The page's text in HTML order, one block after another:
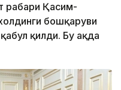
Қасим-
бошқаруви
қилди. Бу ҳақда